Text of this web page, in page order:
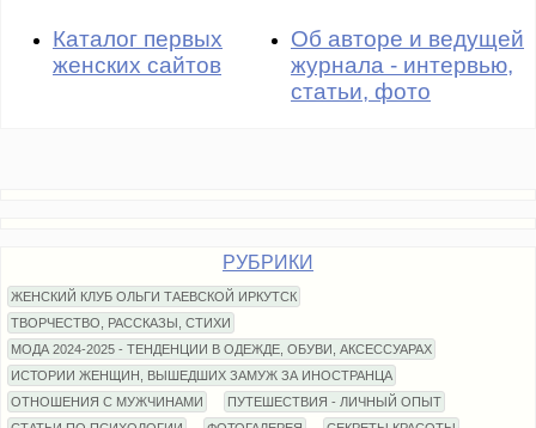
Каталог первых
женских сайтов
Об авторе и ведущей
журнала - интервью,
статьи, фото
РУБРИКИ
ЖЕНСКИЙ КЛУБ ОЛЬГИ ТАЕВСКОЙ ИРКУТСК
ТВОРЧЕСТВО, РАССКАЗЫ, СТИХИ
МОДА 2024-2025 - ТЕНДЕНЦИИ В ОДЕЖДЕ, ОБУВИ, АКСЕССУАРАХ
ИСТОРИИ ЖЕНЩИН, ВЫШЕДШИХ ЗАМУЖ ЗА ИНОСТРАНЦА
ОТНОШЕНИЯ С МУЖЧИНАМИ
ПУТЕШЕСТВИЯ - ЛИЧНЫЙ ОПЫТ